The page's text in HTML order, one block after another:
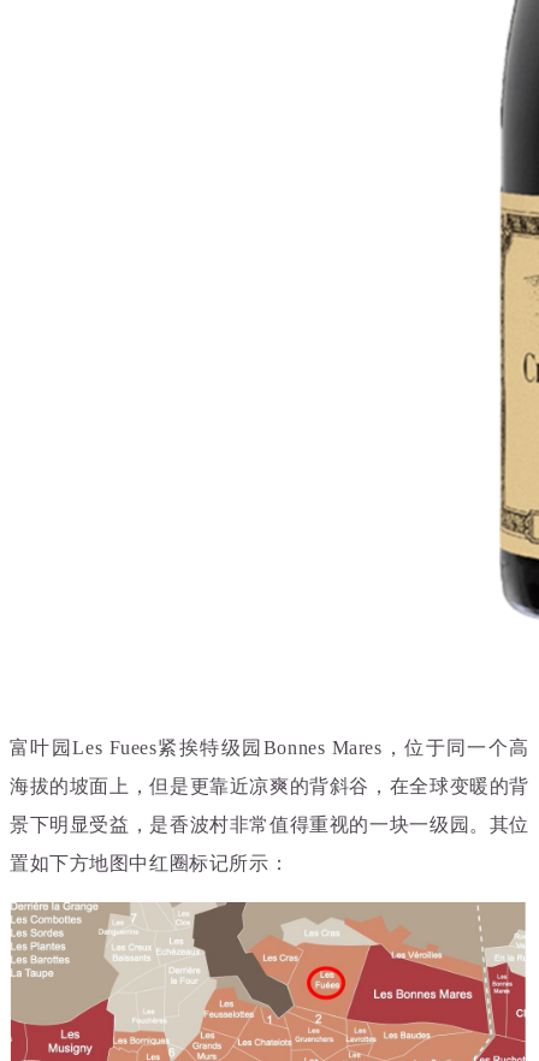
富叶园Les Fuees紧挨特级园Bonnes Mares，位于同一个高
海拔的坡面上，但是更靠近凉爽的背斜谷，在全球变暖的背
景下明显受益，是香波村非常值得重视的一块一级园。其位
置如下方地图中红圈标记所示：